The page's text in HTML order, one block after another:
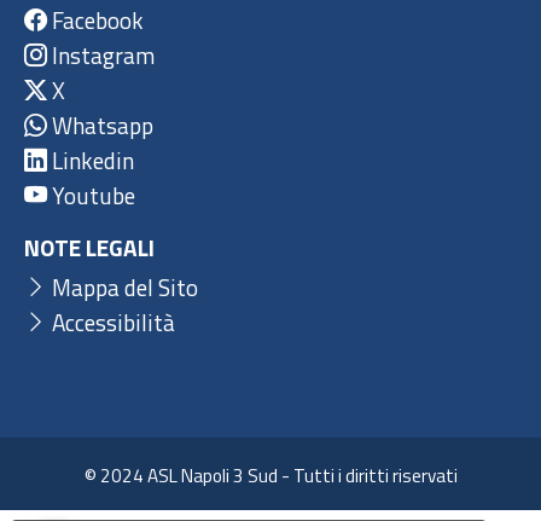
Facebook
Instagram
X
Whatsapp
Linkedin
Youtube
NOTE LEGALI
Mappa del Sito
Accessibilità
© 2024 ASL Napoli 3 Sud - Tutti i diritti riservati